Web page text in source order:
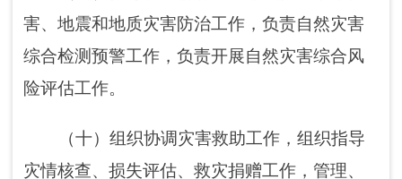
负责危险化学品安全监督管理综合工作和烟花
爆竹安全生产监督管理工作。
（十三）依法组织指导安全生产事故调查
织开展自然灾害类突发事件的调查评估工作。